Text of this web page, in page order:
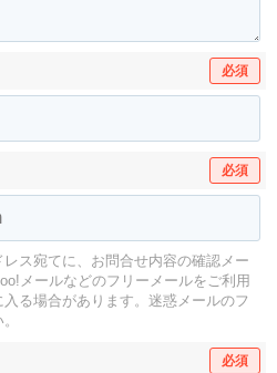
必須
必須
ス宛てに、お問合せ内容の確認メー
メールなどのフリーメールをご利用
る場合があります。 迷惑メールのフ
必須